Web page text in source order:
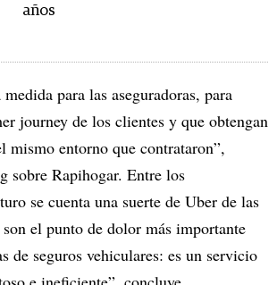
años
para las aseguradoras, para
journey de los clientes y que obtengan
mismo entorno que contrataron”,
sobre Rapihogar. Entre los
se cuenta una suerte de Uber de las
son el punto de dolor más importante
de seguros vehiculares: es un servicio